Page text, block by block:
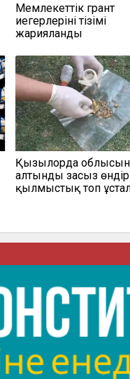
Мемлекеттік грант
иегерлерінің тізімі
жарияланды
Қызылорда
алтынды заңсыз
қылмыстық топ